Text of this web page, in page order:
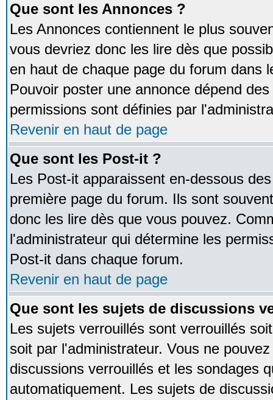
Que sont les Annonces ?
Les Annonces contiennent le plus
vous devriez donc les lire dès que
en haut de chaque page du forum dans
Pouvoir poster une annonce dépend
permissions sont définies par
Revenir en haut de page
Que sont les Post-it ?
Les Post-it apparaissent en-dessous
première page du forum. Ils sont
donc les lire dès que vous pouvez.
l'administrateur qui détermine les
Post-it dans chaque forum.
Revenir en haut de page
Que sont les sujets de discussions
Les sujets verrouillés sont verrouillés
soit par l'administrateur. Vous ne
discussions verrouillés et les sondages
automatiquement. Les sujets de